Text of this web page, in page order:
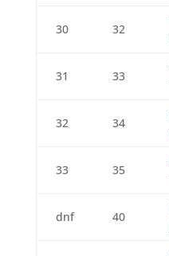
30 32
31 33
32 34
33 35
dnf 40